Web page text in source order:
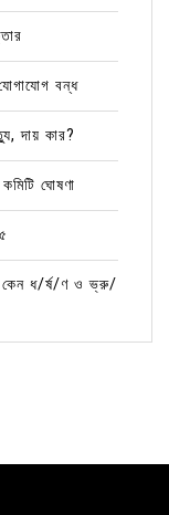
বন্ধ
দায় কার?
ঘোষণা
কেন ধ/র্ষ/ণ ও ভ্রু/